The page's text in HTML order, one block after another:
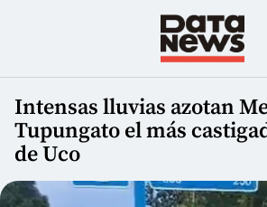
Intensas lluvias azotan
Tupungato el más
de Uco